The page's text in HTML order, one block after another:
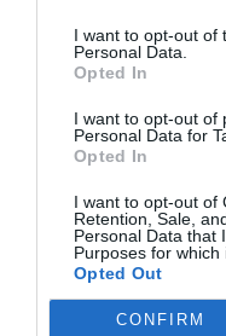
I want to opt-out of
Personal Data.
Opted In
I want to opt-out of
Personal Data for
Opted In
I want to opt-out of
Retention, Sale,
Personal Data that
Purposes for which
Opted Out
CONFIRM